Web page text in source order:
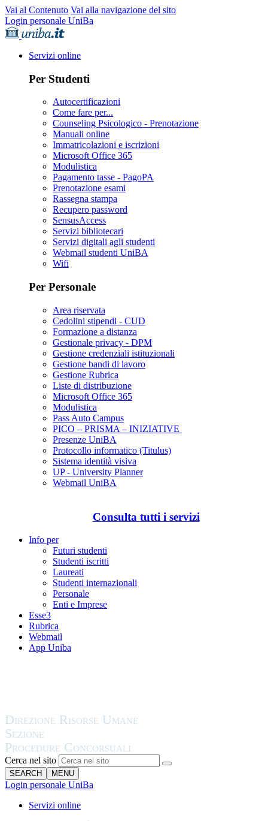
Vai al Contenuto Vai alla navigazione del sito
Login personale UniBa
Servizi online
Per Studenti
Autocertificazioni
Come fare per...
Counseling Psicologico - Prenotazione
Manuali online
Immatricolazioni e iscrizioni
Microsoft Office 365
Modulistica
Pagamento tasse - PagoPA
Prenotazione esami
Rassegna stampa
Recupero password
SensusAccess
Servizi bibliotecari
Servizi digitali agli studenti
Webmail studenti UniBA
Wifi
Per Personale
Area riservata
Cedolini stipendi - CUD
Formazione a distanza
Gestionale privacy - DPM
Gestione credenziali istituzionali
Gestione bandi di lavoro
Gestione Rubrica
Liste di distribuzione
Microsoft Office 365
Modulistica
Pass Auto Campus
PICO – PRISMA – INIZIATIVE
Presenze UniBA
Protocollo informatico (Titulus)
Sistema identità visiva
UP - University Planner
Webmail UniBA
Consulta tutti i servizi
Info per
Futuri studenti
Studenti iscritti
Laureati
Studenti internazionali
Personale
Enti e Imprese
Esse3
Rubrica
Webmail
App Uniba
Cerca nel sito
SEARCH MENU
Login personale UniBa
Servizi online